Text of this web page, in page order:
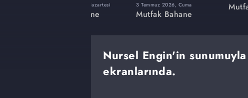
15 Haziran 2026, Pazartesi
Mutfak Bahane
3 Temmuz 2026, Cuma
Mutfak Bahane
Nursel Engin'in
ekranlarında.